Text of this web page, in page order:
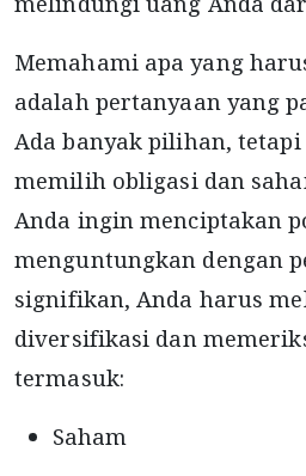
Memahami apa yang
adalah pertanyaan yang
Ada banyak pilihan,
memilih obligasi dan
Anda ingin menciptakan
menguntungkan dengan
signifikan, Anda harus
diversifikasi dan
termasuk:
Saham